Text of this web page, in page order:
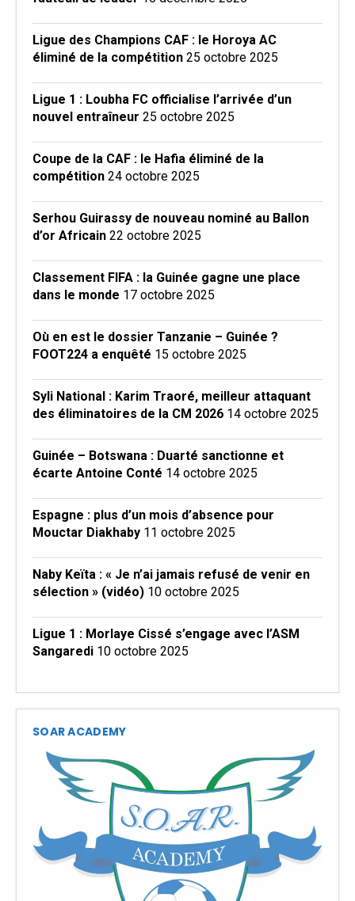
Ligue des Champions CAF : le Horoya AC
éliminé de la compétition 25 octobre 2025
Ligue 1 : Loubha FC officialise l’arrivée d’un
nouvel entraîneur 25 octobre 2025
Coupe de la CAF : le Hafia éliminé de la
compétition 24 octobre 2025
Serhou Guirassy de nouveau nominé au Ballon
d’or Africain 22 octobre 2025
Classement FIFA : la Guinée gagne une place
dans le monde 17 octobre 2025
Où en est le dossier Tanzanie – Guinée ?
FOOT224 a enquêté 15 octobre 2025
Syli National : Karim Traoré, meilleur attaquant
des éliminatoires de la CM 2026 14 octobre 2025
Guinée – Botswana : Duarté sanctionne et
écarte Antoine Conté 14 octobre 2025
Espagne : plus d’un mois d’absence pour
Mouctar Diakhaby 11 octobre 2025
Naby Keïta : « Je n’ai jamais refusé de venir en
sélection » (vidéo) 10 octobre 2025
Ligue 1 : Morlaye Cissé s’engage avec l’ASM
Sangaredi 10 octobre 2025
SOAR ACADEMY